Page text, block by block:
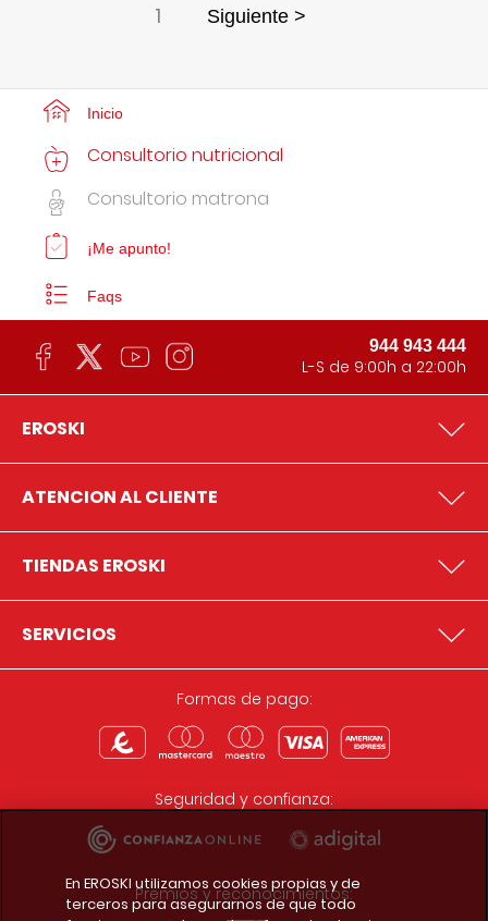
1 Siguiente >
Inicio
Consultorio nutricional
Consultorio matrona
¡Me apunto!
Faqs
944 943 444
L-S de 9:00h a 22:00h
EROSKI
ATENCION AL CLIENTE
TIENDAS EROSKI
SERVICIOS
Formas de pago:
Seguridad y confianza:
Premios y reconocimientos:
En EROSKI utilizamos cookies propias y de
terceros para asegurarnos de que todo